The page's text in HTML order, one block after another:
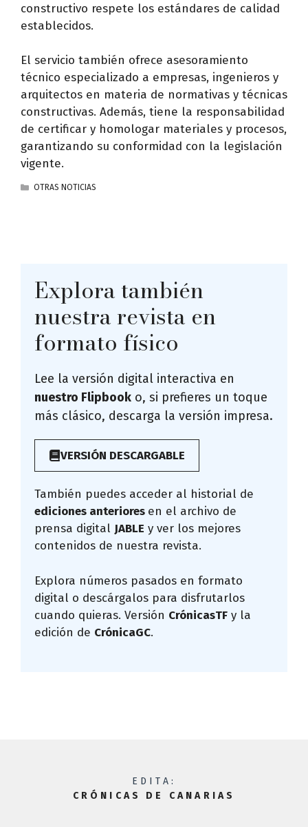
constructivo respete los estándares de calidad
establecidos.
El servicio también ofrece asesoramiento
técnico especializado a empresas, ingenieros y
arquitectos en materia de normativas y técnicas
constructivas. Además, tiene la responsabilidad
de certificar y homologar materiales y procesos,
garantizando su conformidad con la legislación
vigente.
CATEGORÍAS
OTRAS NOTICIAS
Explora también
nuestra revista en
formato físico
Lee la versión digital interactiva en
nuestro Flipbook o, si prefieres un toque
más clásico, descarga la versión impresa.
VERSIÓN DESCARGABLE
También puedes acceder al historial de
ediciones anteriores en el archivo de
prensa digital JABLE y ver los mejores
contenidos de nuestra revista.
Explora números pasados en formato
digital o descárgalos para disfrutarlos
cuando quieras. Versión CrónicasTF y la
edición de CrónicaGC.
EDITA:
CRÓNICAS DE CANARIAS